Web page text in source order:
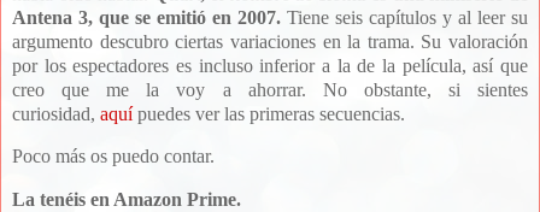
Antena 3, que se emitió en 2007. Tiene seis capítulos y al leer su
argumento descubro ciertas variaciones en la trama. Su valoración
por los espectadores es incluso inferior a la de la película, así que
creo que me la voy a ahorrar. No obstante, si sientes
curiosidad, aquí puedes ver las primeras secuencias.
Poco más os puedo contar.
La tenéis en Amazon Prime.